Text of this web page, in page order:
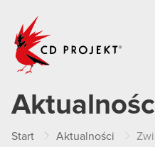
Start Aktualności